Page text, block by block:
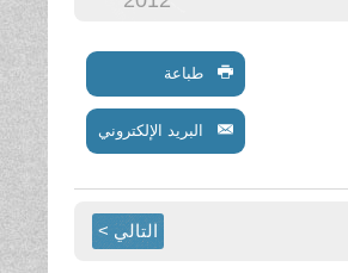
طباعة
البريد الإلكتروني
التالي >